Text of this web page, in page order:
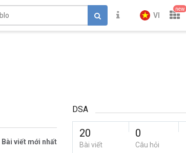
VI
new
Bài viết mới nhất
DSA
20
Bài viết
0
Câu hỏi